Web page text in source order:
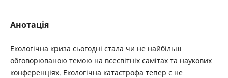
Анотація
Екологічна криза сьогодні стала чи не найбільш
обговорюваною темою на всесвітніх самітах та наукових
конференціях. Екологічна катастрофа тепер є не